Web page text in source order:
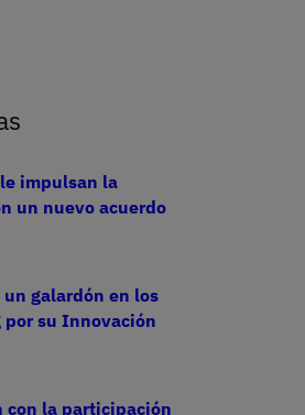
impulsan la
un nuevo acuerdo
galardón en los
por su Innovación
con la participación